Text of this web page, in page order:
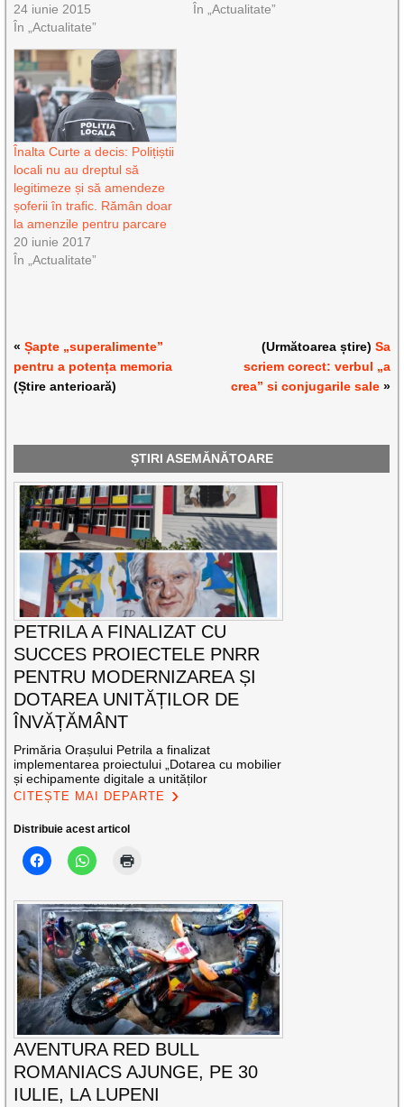
24 iunie 2015
În „Actualitate”
În „Actualitate”
Înalta Curte a decis: Polițiștii
locali nu au dreptul să
legitimeze și să amendeze
șoferii în trafic. Rămân doar
la amenzile pentru parcare
20 iunie 2017
În „Actualitate”
«Șapte „superalimente”
pentru a potența memoria
(Știre anterioară)
(Următoarea știre) Sa
scriem corect: verbul „a
crea” si conjugarile sale»
ȘTIRI ASEMĂNĂTOARE
PETRILA A FINALIZAT CU
SUCCES PROIECTELE PNRR
PENTRU MODERNIZAREA ȘI
DOTAREA UNITĂȚILOR DE
ÎNVĂȚĂMÂNT
Primăria Orașului Petrila a finalizat
implementarea proiectului „Dotarea cu mobilier
și echipamente digitale a unităților
CITEȘTE MAI DEPARTE
Distribuie acest articol
AVENTURA RED BULL
ROMANIACS AJUNGE, PE 30
IULIE, LA LUPENI